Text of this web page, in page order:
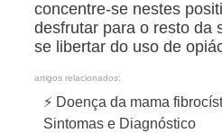
concentre-se nestes
desfrutar para o resto da
se libertar do uso de
artigos relacionados:
⚡ Doença da mama
Sintomas e Diagnóstico